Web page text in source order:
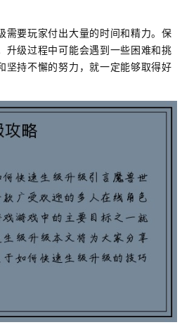
需要玩家付出大量的时间和精力。保
升级过程中可能会遇到一些困难和挑
坚持不懈的努力，就一定能够取得好